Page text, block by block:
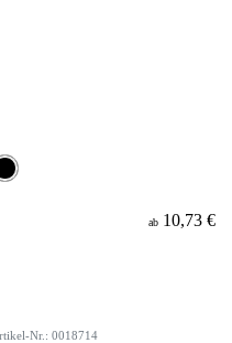
ab 10,73 €
Nr.: 0018714